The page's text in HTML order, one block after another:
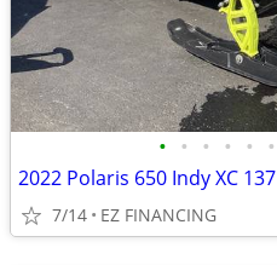
• • • • • •
2022 Polaris 650 Indy XC 137
7/14 EZ FINANCING